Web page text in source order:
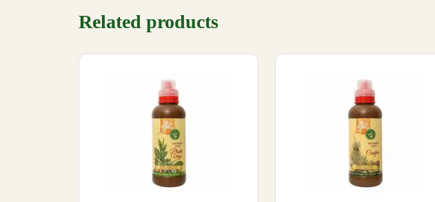
Related products